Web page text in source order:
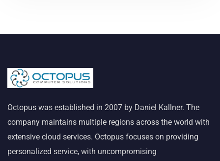
Octopus was established in 2007 by Daniel Kallner. The
company maintains multiple regions across the world with
extensive cloud services. Octopus focuses on providing
personalized service, with uncompromising